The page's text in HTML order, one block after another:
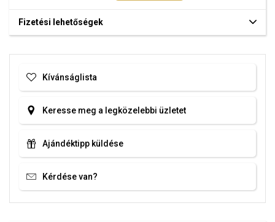
Fizetési lehetőségek
Kívánságlista
Keresse meg a legközelebbi üzletet
Ajándéktipp küldése
Kérdése van?